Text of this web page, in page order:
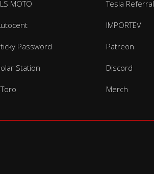
MOTO
Password
Station
Tesla Referral
IMPORTEV
Patreon
Discord
Merch